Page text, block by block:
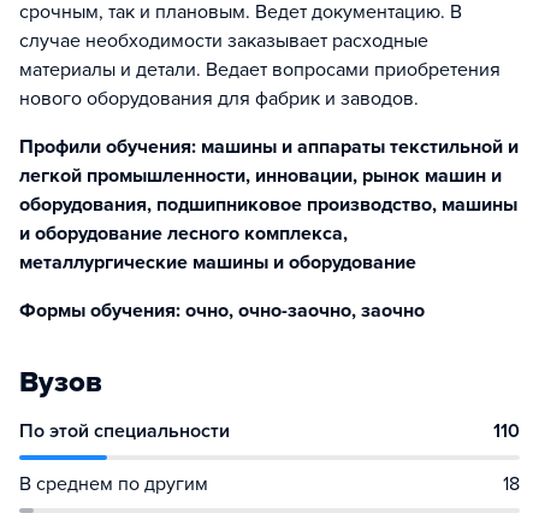
срочным, так и плановым. Ведет документацию. В
случае необходимости заказывает расходные
материалы и детали. Ведает вопросами приобретения
нового оборудования для фабрик и заводов.
Профили обучения: машины и аппараты текстильной и
легкой промышленности, инновации, рынок машин и
оборудования, подшипниковое производство, машины
и оборудование лесного комплекса,
металлургические машины и оборудование
Формы обучения: очно, очно-заочно, заочно
Вузов
По этой специальности 110
В среднем по другим 18